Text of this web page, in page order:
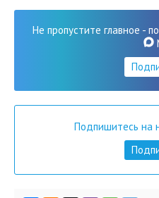
Не пропустите главное -
Подпишитесь на